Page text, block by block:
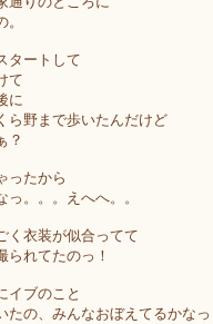
タートして
て
に
ら野まで歩いたんだけど
？
ったから
。。。えへへ。。
く衣装が似合ってて
られてたのっ！
イブのこと
たの、みんなおぼえてるかな